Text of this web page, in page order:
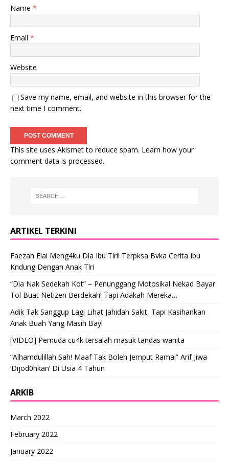
Name *
Email *
Website
Save my name, email, and website in this browser for the
next time I comment.
This site uses Akismet to reduce spam. Learn how your
comment data is processed.
ARTIKEL TERKINI
Faezah Elai Meng4ku Dia Ibu Tlri! Terpksa Bvka Cerita Ibu
Kndung Dengan Anak Tlri
“Dia Nak Sedekah Kot” – Penunggang Motosikal Nekad Bayar
Tol Buat Netizen Berdekah! Tapi Adakah Mereka…
Adik Tak Sanggup Lagi Lihat Jahidah Sakit, Tapi Kasihankan
Anak Buah Yang Masih Bayl
[VIDEO] Pemuda cu4k tersalah masuk tandas wanita
“Alhamdulillah Sah! Maaf Tak Boleh Jemput Ramai” Arif Jiwa
‘Dijod0hkan’ Di Usia 4 Tahun
ARKIB
March 2022
February 2022
January 2022